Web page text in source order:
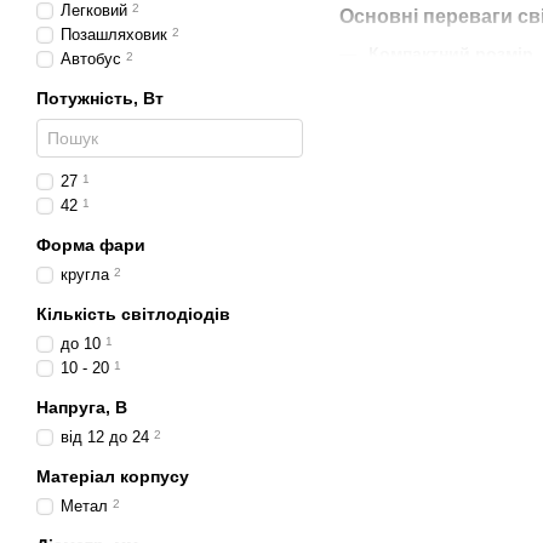
Основні переваги
Легковий 2
Позашляховик 2
Автобус 2
Потужність, Вт
27 1
42 1
Форма фари
кругла 2
Кількість світлодіодів
до 10 1
10 - 20 1
Напруга, В
від 12 до 24 2
Матеріал корпусу
Метал 2